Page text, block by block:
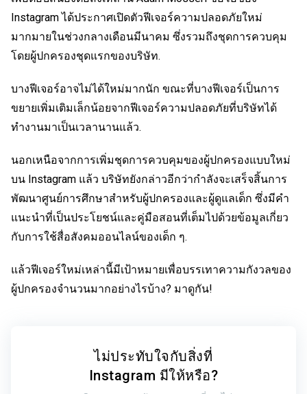
Instagram ได้ประกาศเปิดตัวฟีเจอร์ความปลอดภัยใหม่
มากมายในช่วงกลางเดือนมีนาคม ซึ่งรวมถึงชุดการควบคุม
โดยผู้ปกครองชุดแรกของบริษัท.
บางฟีเจอร์อาจไม่ได้ใหม่มากนัก ขณะที่บางฟีเจอร์เป็นการ
ขยายเพิ่มเติมเล็กน้อยจากฟีเจอร์ความปลอดภัยที่บริษัทได้
ทำงานมาเป็นเวลานานแล้ว.
นอกเหนือจากการเพิ่มชุดการควบคุมของผู้ปกครองแบบใหม่
บน Instagram แล้ว บริษัทยังกล่าวอีกว่ากำลังจะเสร็จสิ้นการ
พัฒนาศูนย์การศึกษาสำหรับผู้ปกครองและผู้ดูแลเด็ก ซึ่งมีคำ
แนะนำที่เป็นประโยชน์และคู่มือสอนที่เต็มไปด้วยข้อมูลเกี่ยว
กับการใช้สื่อสังคมออนไลน์ของเด็ก ๆ.
แล้วฟีเจอร์ใหม่เหล่านี้มีเป้าหมายเพื่อบรรเทาความกังวลของ
ผู้ปกครองจำนวนมากอย่างไรบ้าง? มาดูกัน!
ไม่ประทับใจกับสิ่งที่
Instagram มีให้หรือ?